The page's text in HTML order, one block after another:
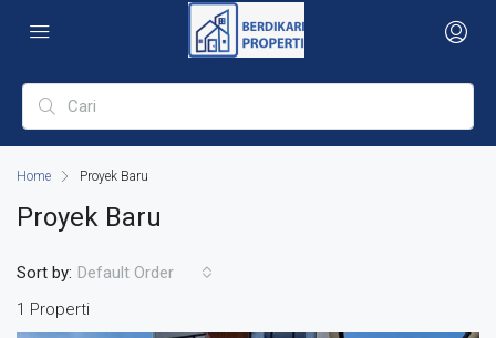
Home Proyek Baru
Proyek Baru
1 Properti
Sort by: Default Order